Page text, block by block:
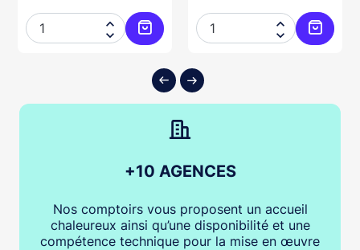
au panier


Ajouter au panier


+10 AGENCES
Nos comptoirs vous proposent un accueil
chaleureux ainsi qu’une disponibilité et une
compétence technique pour la mise en œuvre